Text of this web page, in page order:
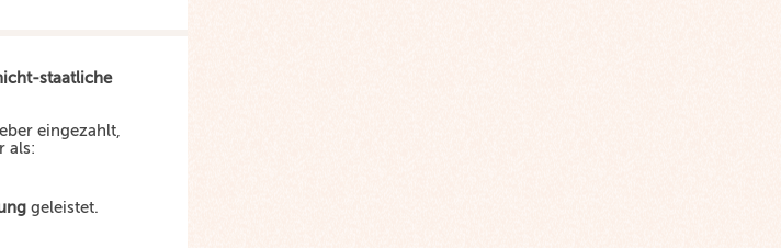
staatliche
eingezahlt,
als:
geleistet.